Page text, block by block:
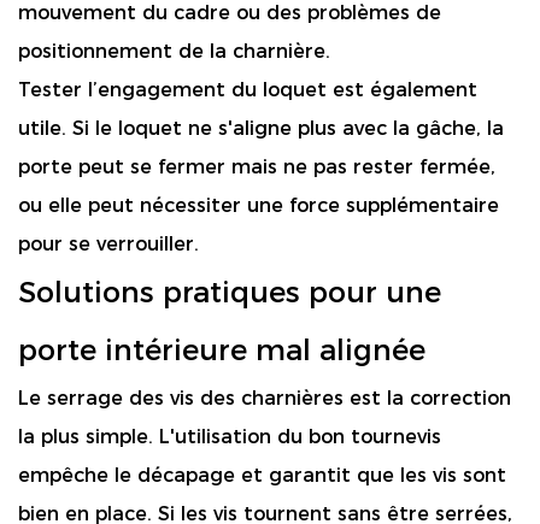
mouvement du cadre ou des problèmes de
positionnement de la charnière.
Tester l’engagement du loquet est également
utile. Si le loquet ne s'aligne plus avec la gâche, la
porte peut se fermer mais ne pas rester fermée,
ou elle peut nécessiter une force supplémentaire
pour se verrouiller.
Solutions pratiques pour une
porte intérieure mal alignée
Le serrage des vis des charnières est la correction
la plus simple. L'utilisation du bon tournevis
empêche le décapage et garantit que les vis sont
bien en place. Si les vis tournent sans être serrées,